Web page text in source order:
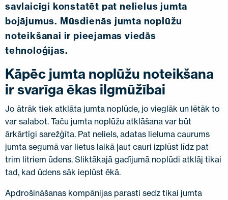
savlaicīgi konstatēt pat nelielus jumta
bojājumus. Mūsdienās jumta noplūžu
noteikšanai ir pieejamas viedās
tehnoloģijas.
Kāpēc jumta noplūžu noteikšana
ir svarīga ēkas ilgmūžībai
Jo ātrāk tiek atklāta jumta noplūde, jo vieglāk un lētāk to
var salabot. Taču jumta noplūžu atklāšana var būt
ārkārtīgi sarežģīta. Pat neliels, adatas lieluma caurums
jumta segumā var lietus laikā ļaut cauri izplūst līdz pat
trim litriem ūdens. Sliktākajā gadījumā noplūdi atklāj tikai
tad, kad ūdens sāk ieplūst ēkā.
Apdrošināšanas kompānijas parasti sedz tikai jumta